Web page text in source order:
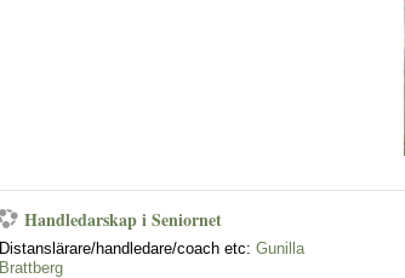
Handledarskap i Seniornet
Distanslärare/handledare/coach etc:Gunilla
Brattberg